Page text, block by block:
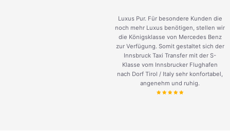
Luxus Pur. Für besondere Kunden die
noch mehr Luxus benötigen, stellen wir
die Königsklasse von Mercedes Benz
zur Verfügung. Somit gestaltet sich der
Innsbruck Taxi Transfer mit der S-
Klasse vom Innsbrucker Flughafen
nach Dorf Tirol / Italy sehr konfortabel,
angenehm und ruhig.